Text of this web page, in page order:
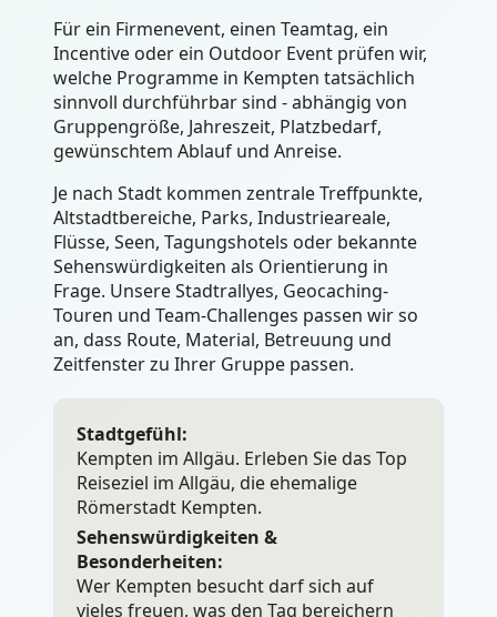
Für ein Firmenevent, einen Teamtag, ein
Incentive oder ein Outdoor Event prüfen wir,
welche Programme in Kempten tatsächlich
sinnvoll durchführbar sind - abhängig von
Gruppengröße, Jahreszeit, Platzbedarf,
gewünschtem Ablauf und Anreise.
Je nach Stadt kommen zentrale Treffpunkte,
Altstadtbereiche, Parks, Industrieareale,
Flüsse, Seen, Tagungshotels oder bekannte
Sehenswürdigkeiten als Orientierung in
Frage. Unsere Stadtrallyes, Geocaching-
Touren und Team-Challenges passen wir so
an, dass Route, Material, Betreuung und
Zeitfenster zu Ihrer Gruppe passen.
Stadtgefühl:
Kempten im Allgäu. Erleben Sie das Top
Reiseziel im Allgäu, die ehemalige
Römerstadt Kempten.
Sehenswürdigkeiten &
Besonderheiten:
Wer Kempten besucht darf sich auf
vieles freuen, was den Tag bereichern